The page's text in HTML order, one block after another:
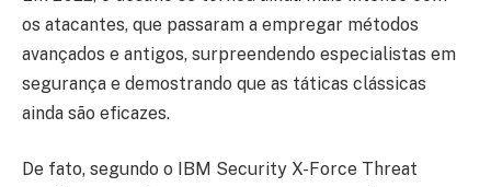
os atacantes, que passaram a empregar métodos
avançados e antigos, surpreendendo especialistas em
segurança e demostrando que as táticas clássicas
ainda são eficazes.
De fato, segundo o IBM Security X-Force Threat